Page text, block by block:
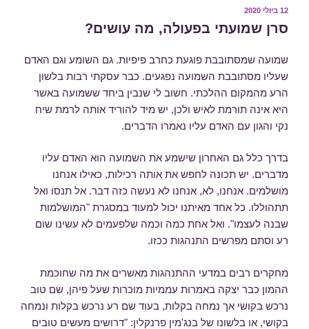
פורסם
12 ביולי 2020
סרן שמועתי בפעולה, מה עושים?
שמועה שמסתובבת פוגעת כחרב פיפיות. גם השומע וגם האדם
שעליו מסתובבת השמועה נפגעים. כבר עסקתי רבות בלשון
הרע מהמקום ההלכתי. חשוב לי שנבין ביחד ששמועה באשר
היא אינה תורמת לאיש ולכן, יש מיד להוריד אותה לרמת שיח
נקי והגון עם האדם עליו נאמרו הדברים.
בדרך כלל גם האחרון שישמע את השמועה הוא האדם עליו
מדברים. יש תכונה לחפש את אותה רכילות, כאילו אנחנו
מושלמים. אנחנו, לא, אנחנו לא נעשה כזה דבר. אל תנסו ואל
תתהוללו. כל אחד מאיתנו יכול למעוד במסגרת "המושלמות
שבנה לעצמו". ואל אחת כמה וכמה שלפעמים לא עשינו שום
רע וסתם מפרשים התנהגות ככזו.
מחקרים רבים במדעי ההתנהגות מאשרים את מה שחוכמת
ההמון כבר יצקה באמרות עממיות מוכרות שעל פיהן, שם טוב
נרכש בקושי אך נמחה בקלות, בעוד שם רע נרכש בקלות ונמחה
בקושי, או בלשונו של בנג'מין פרנקלין: "דרושים מעשים טובים